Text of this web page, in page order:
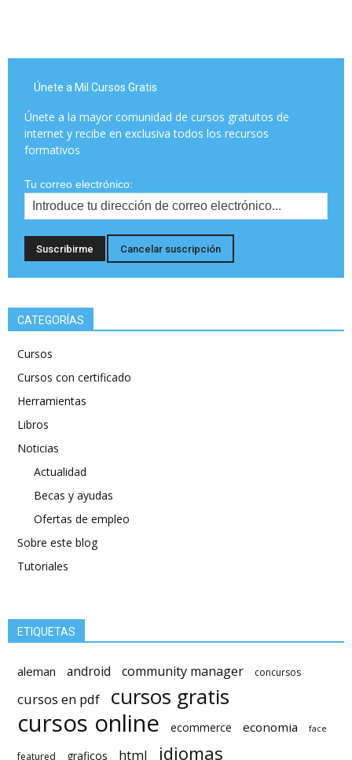
Únete a Mil Cursos Gratis
Únete a la mayor comunidad de cursos gratuitos de
internet y recibe en exclusiva todos los recursos
formativos
Tu correo electrónico:
CATEGORÍAS
Cursos
Cursos con certificado
Herramientas
Libros
Noticias
Actualidad
Becas y ayudas
Ofertas de empleo
Sobre este blog
Tutoriales
ETIQUETAS
aleman android community manager concursos
cursos en pdf cursos gratis
cursos online ecommerce economia face
featured graficos html idiomas